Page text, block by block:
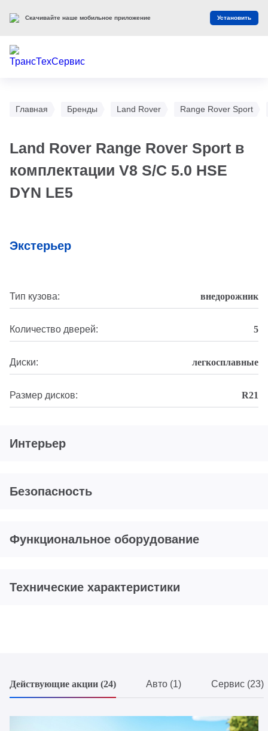
Главная Бренды Land Rover Range Rover Sport
Land Rover Range Rover Sport в
комплектации V8 S/C 5.0 HSE
DYN LE5
Экстерьер
Тип кузова: внедорожник
Количество дверей: 5
Диски: легкосплавные
Размер дисков: R21
Интерьер
Безопасность
Функциональное оборудование
Технические характеристики
Действующие акции (24) Авто (1) Сервис (23)
Скачивайте наше мобильное приложение Установить